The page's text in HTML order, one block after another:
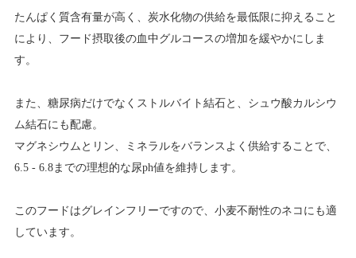
たんぱく質含有量が高く、炭水化物の供給を最低限に抑えること
により、フード摂取後の血中グルコースの増加を緩やかにしま
す。
また、糖尿病だけでなくストルバイト結石と、シュウ酸カルシウ
ム結石にも配慮。
マグネシウムとリン、ミネラルをバランスよく供給することで、
6.5 - 6.8までの理想的な尿ph値を維持します。
このフードはグレインフリーですので、小麦不耐性のネコにも適
しています。